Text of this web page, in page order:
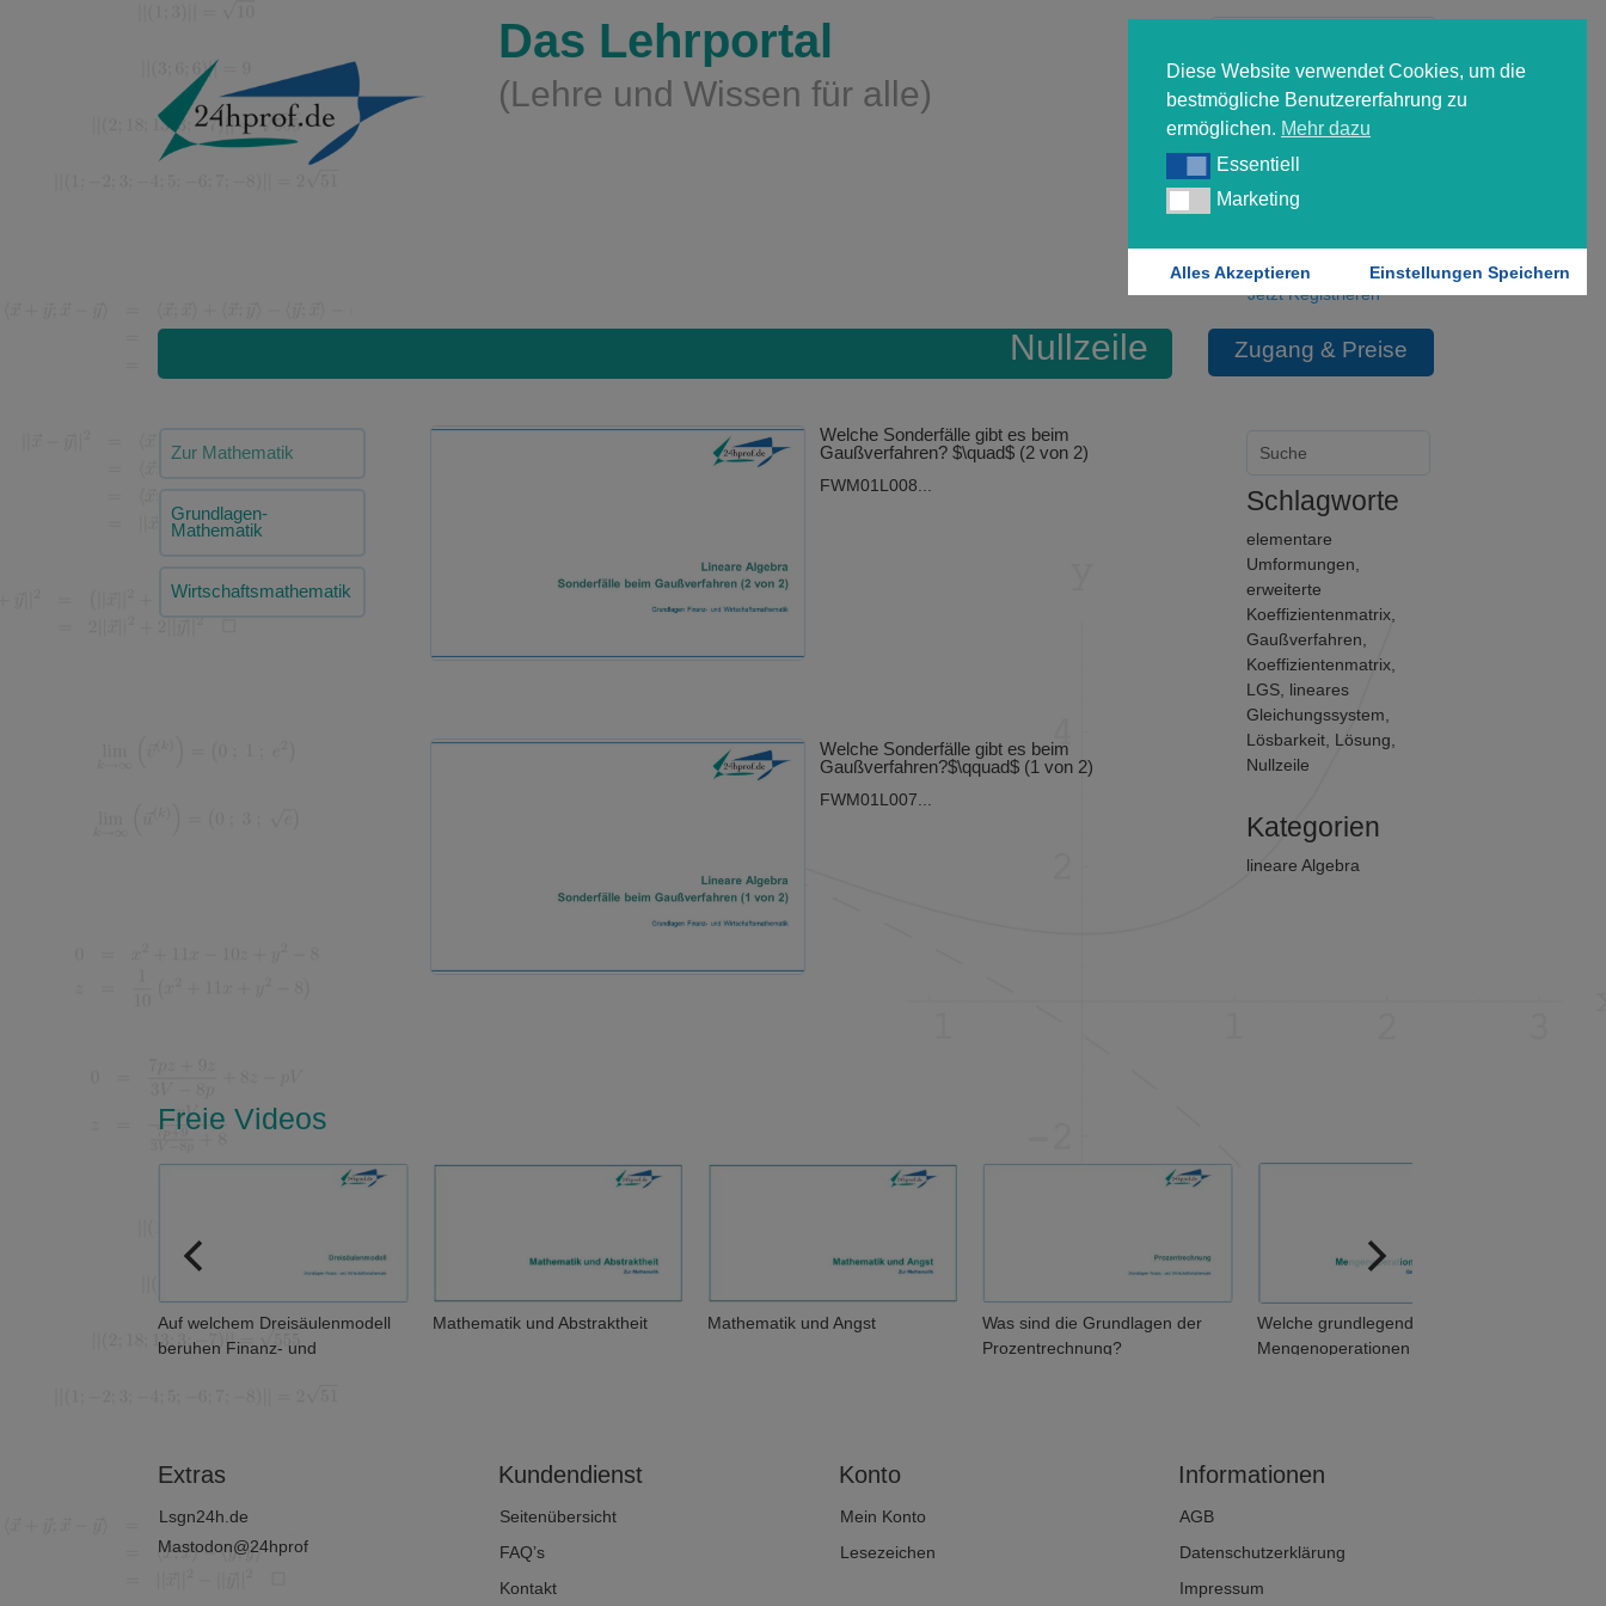
Diese Website verwendet Cookies, um die
bestmögliche Benutzererfahrung zu
ermöglichen. Mehr dazu
EssentiellEssentiell
MarketingMarketing
Alles Akzeptieren Einstellungen Speichern
Das Lehrportal
(Lehre und Wissen für alle)
Forgot your password?
Jetzt Registrieren
Nullzeile Zugang & Preise
Zur Mathematik
Grundlagen-
Mathematik
Wirtschaftsmathematik
Welche Sonderfälle gibt es beim
Gaußverfahren? $\quad$ (2 von 2)
FWM01L008...
Welche Sonderfälle gibt es beim
Gaußverfahren?$\qquad$ (1 von 2)
FWM01L007...
Schlagworte
elementare
Umformungen,
erweiterte
Koeffizientenmatrix,
Gaußverfahren,
Koeffizientenmatrix,
LGS, lineares
Gleichungssystem,
Lösbarkeit, Lösung,
Nullzeile
Kategorien
lineare Algebra
Freie Videos
Auf welchem Dreisäulenmodell
beruhen Finanz- und
Mathematik und Abstraktheit Mathematik und Angst
Was sind die Grundlagen der
Prozentrechnung?
Welche grundlegenden
Mengenoperationen
Extras
Lsgn24h.de
Mastodon@24hprof
Kundendienst
Seitenübersicht
FAQ’s
Kontakt
Konto
Mein Konto
Lesezeichen
Informationen
AGB
Datenschutzerklärung
Impressum